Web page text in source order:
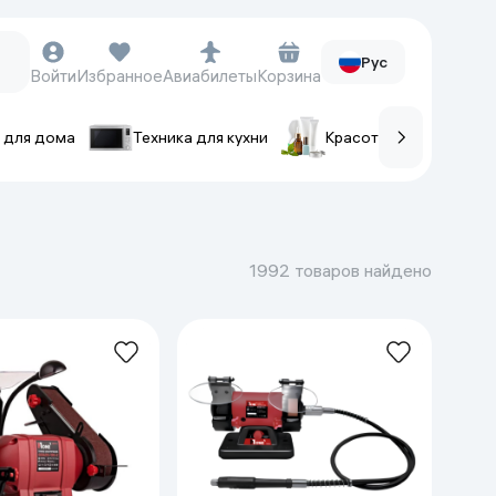
Ремешки для часов
Фотоаппараты и видеокамеры
Фотоаппараты
Экшен-камеры
ВойтиИзбранноеАвиабилетыКорзина
Рус
для дома Техника для кухни Красота и уход
1992 товаров найдено